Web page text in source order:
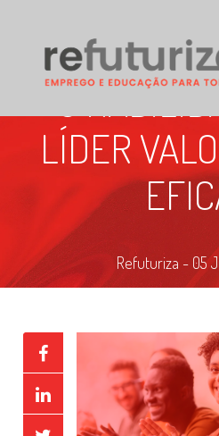
6
LÍDER
Refuturiza - 05